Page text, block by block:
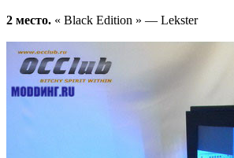
2 место. « Black Edition » — Lekster